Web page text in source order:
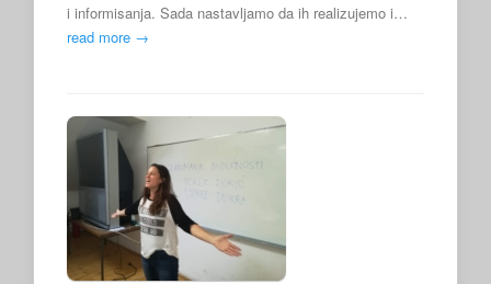
i informisanja. Sada nastavljamo da ih realizujemo i…
read more →